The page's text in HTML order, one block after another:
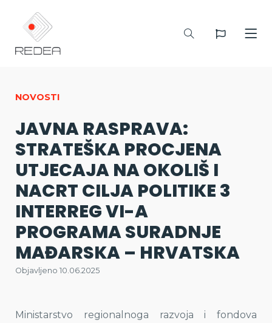
NOVOSTI
JAVNA RASPRAVA:
STRATEŠKA PROCJENA
UTJECAJA NA OKOLIŠ I
NACRT CILJA POLITIKE 3
INTERREG VI-A
PROGRAMA SURADNJE
MAĐARSKA – HRVATSKA
Objavljeno 10.06.2025
Ministarstvo regionalnoga razvoja i fondova